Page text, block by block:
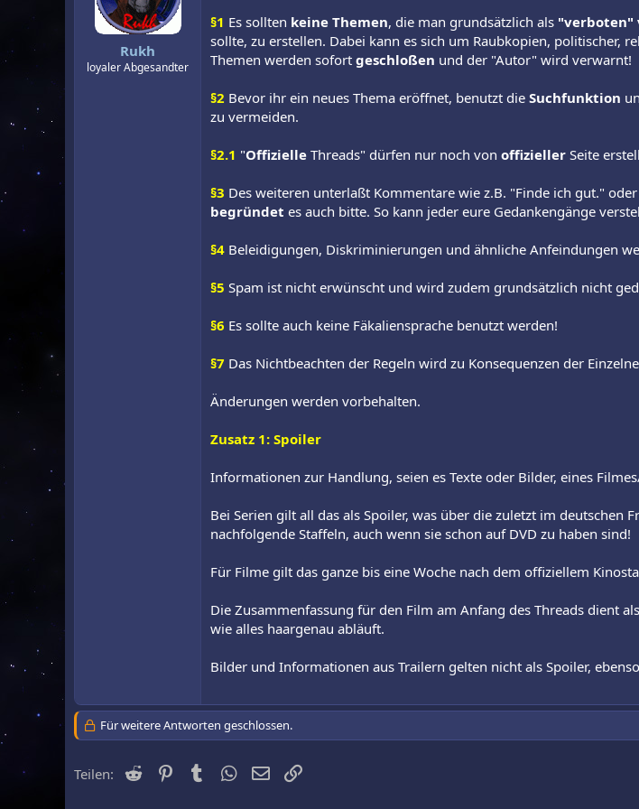
a
m
Rukh
loyaler Abgesandter
§1 Es sollten keine Themen, die man grundsätzlich als "verboten"
sollte, zu erstellen. Dabei kann es sich um Raubkopien, politischer,
Themen werden sofort geschloßen und der "Autor" wird verwarnt!
§2 Bevor ihr ein neues Thema eröffnet, benutzt die Suchfunktion
zu vermeiden.
§2.1 "Offizielle Threads" dürfen nur noch von offizieller Seite
§3 Des weiteren unterlaßt Kommentare wie z.B. "Finde ich gut."
begründet es auch bitte. So kann jeder eure Gedankengänge
§4 Beleidigungen, Diskriminierungen und ähnliche Anfeindungen
§5 Spam ist nicht erwünscht und wird zudem grundsätzlich nicht
§6 Es sollte auch keine Fäkaliensprache benutzt werden!
§7 Das Nichtbeachten der Regeln wird zu Konsequenzen der
Änderungen werden vorbehalten.
Zusatz 1: Spoiler
Informationen zur Handlung, seien es Texte oder Bilder, eines
Bei Serien gilt all das als Spoiler, was über die zuletzt im deutschen
nachfolgende Staffeln, auch wenn sie schon auf DVD zu haben sind!
Für Filme gilt das ganze bis eine Woche nach dem offiziellem
Die Zusammenfassung für den Film am Anfang des Threads dient
wie alles haargenau abläuft.
Bilder und Informationen aus Trailern gelten nicht als Spoiler,
Für weitere Antworten geschlossen.
Teilen: Reddit PinterestTumblrWhatsApp
E-Mail